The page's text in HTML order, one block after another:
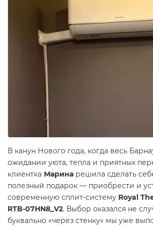
В канун Нового года, когда весь
ожидании уюта, тепла и приятных
клиентка Марина решила сделать
полезный подарок — приобрести и
современную сплит-систему Royal
RTB-07HN8_V2. Выбор оказался не
буквально «через стенку» мы уже